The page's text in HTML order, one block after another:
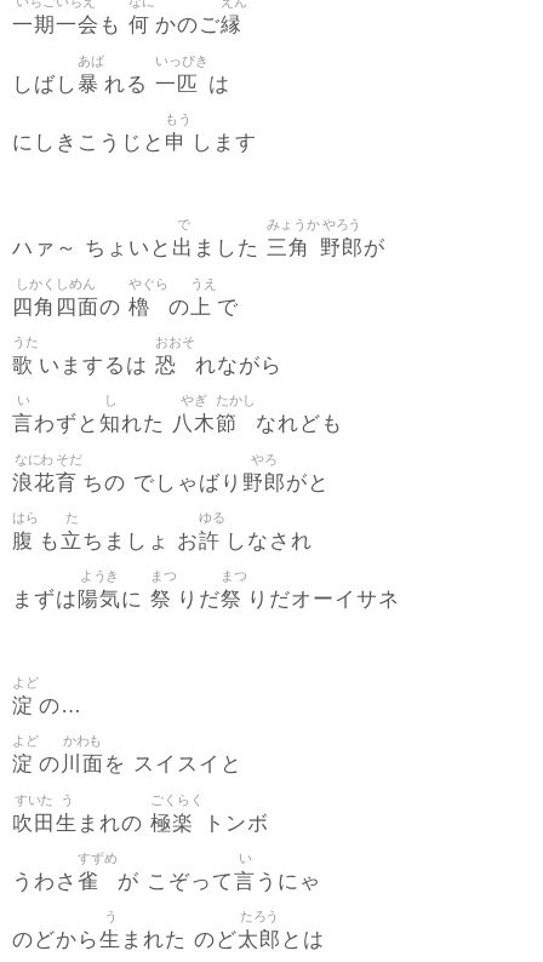
一期一会 も 何 かのご縁
しばし暴
あば
れる 一匹
いっぴき
は
にしきこうじと 申
もう
します
ハァ～ ちょいと 出
で
ました 三角
みょうか
野郎
やろう
が
四角四面
しかくしめん
の 櫓
やぐら
の 上
うえ
で
歌
うた
いまするは 恐
おおそ
れながら
言
い
わずと 知
し
れた 八木
やぎ
節
たかし
なれども
浪花
なにわ
育
そだ
ちの でしゃばり 野郎
やろ
がと
腹
はら
も 立
た
ちましょ お許
ゆる
しなされ
まずは 陽気
ようき
に 祭
まつ
りだ祭
まつ
りだオーイサネ
淀
よど
の…
淀
よど
の 川面
かわも
を スイスイと
吹田
すいた
生
う
まれの 極楽
ごくらく
トンボ
うわさ 雀
すずめ
が こぞって言
い
うにゃ
のどから生
う
まれた のど太郎
たろう
とは